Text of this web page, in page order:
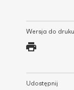
Wersja do druku
Udostępnij